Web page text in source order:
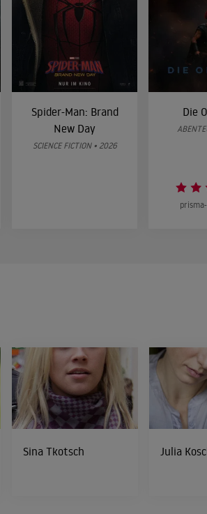
Spider-Man: Brand
New Day
SCIENCE FICTION • 2026
Die
Sina Tkotsch Julia